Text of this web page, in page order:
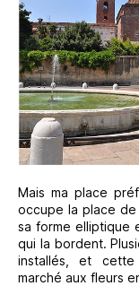
Mais ma place
occupe la place de
sa forme elliptique
qui la bordent.
installés, et cette
marché aux fleurs